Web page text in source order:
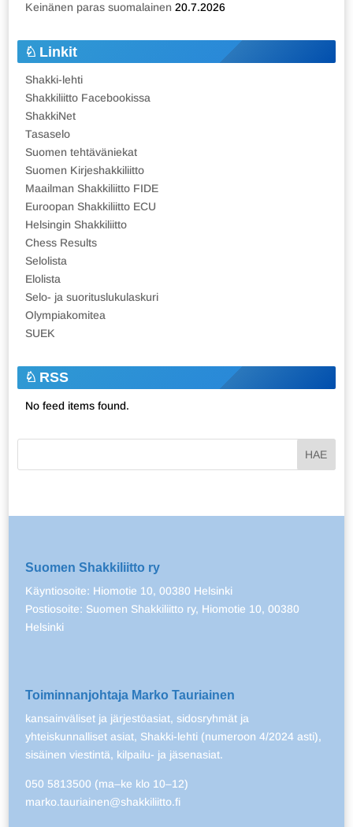
Keinänen paras suomalainen 20.7.2026
Linkit
Shakki-lehti
Shakkiliitto Facebookissa
ShakkiNet
Tasaselo
Suomen tehtäväniekat
Suomen Kirjeshakkiliitto
Maailman Shakkiliitto FIDE
Euroopan Shakkiliitto ECU
Helsingin Shakkiliitto
Chess Results
Selolista
Elolista
Selo- ja suorituslukulaskuri
Olympiakomitea
SUEK
RSS
No feed items found.
Suomen Shakkiliitto ry
Käyntiosoite: Hiomotie 10, 00380 Helsinki
Postiosoite: Suomen Shakkiliitto ry, Hiomotie 10, 00380
Helsinki
Toiminnanjohtaja Marko Tauriainen
kansainväliset ja järjestöasiat, sidosryhmät ja
yhteiskunnalliset asiat, Shakki-lehti (numeroon 4/2024 asti),
sisäinen viestintä, kilpailu- ja jäsenasiat.
050 5813500 (ma–ke klo 10–12)
marko.tauriainen@shakkiliitto.fi